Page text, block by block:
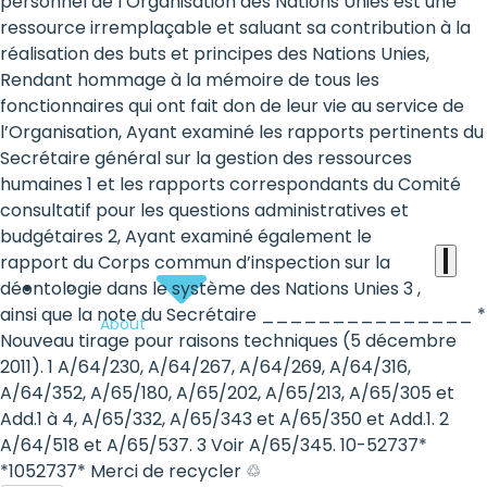
heart
of
the
international
agenda
About
ressource irremplaçable et saluant sa contribution à la
réalisation des buts et principes des Nations Unies,
Rendant hommage à la mémoire de tous les
fonctionnaires qui ont fait don de leur vie au service de
l’Organisation, Ayant examiné les rapports pertinents du
Secrétaire général sur la gestion des ressources
humaines 1 et les rapports correspondants du Comité
consultatif pour les questions administratives et
budgétaires 2, Ayant examiné également le
rapport du Corps commun d’inspection sur la
déontologie dans le système des Nations Unies 3 ,
ainsi que la note du Secrétaire _______________ *
Nouveau tirage pour raisons techniques (5 décembre
2011). 1 A/64/230, A/64/267, A/64/269, A/64/316,
A/64/352, A/65/180, A/65/202, A/65/213, A/65/305 et
Add.1 à 4, A/65/332, A/65/343 et A/65/350 et Add.1. 2
A/64/518 et A/65/537. 3 Voir A/65/345. 10-52737*
*1052737* Merci de recycler ♲